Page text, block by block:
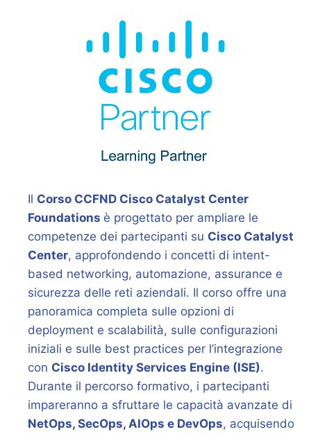
Il Corso CCFND Cisco Catalyst Center
Foundations è progettato per ampliare le
competenze dei partecipanti su Cisco Catalyst
Center, approfondendo i concetti di intent-
based networking, automazione, assurance e
sicurezza delle reti aziendali. Il corso offre una
panoramica completa sulle opzioni di
deployment e scalabilità, sulle configurazioni
iniziali e sulle best practices per l’integrazione
con Cisco Identity Services Engine (ISE).
Durante il percorso formativo, i partecipanti
impareranno a sfruttare le capacità avanzate di
NetOps, SecOps, AIOps e DevOps, acquisendo